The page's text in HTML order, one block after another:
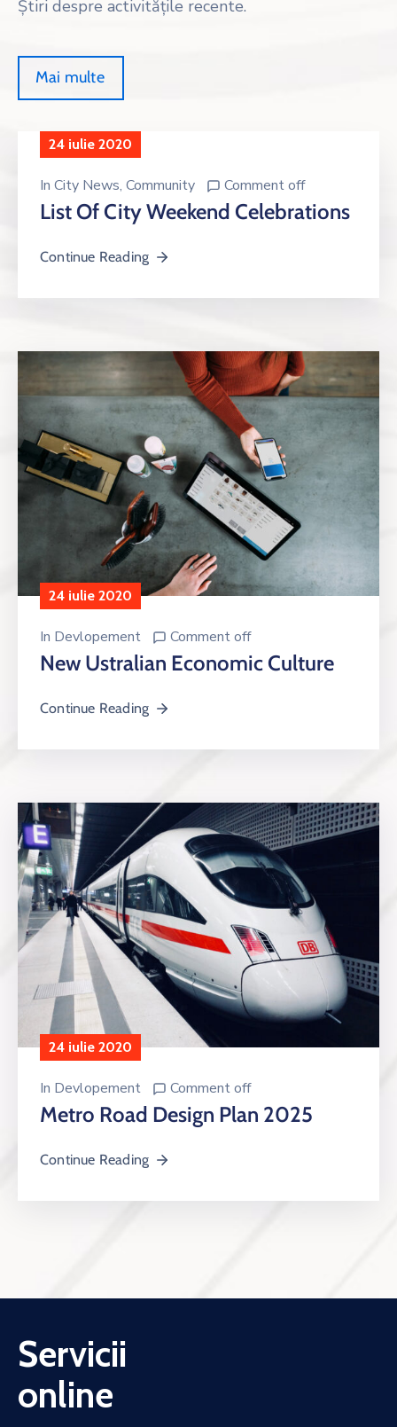
Știri despre activitățile recente.
Mai multe
24 iulie 2020
In City News‚ Community Comment off
List Of City Weekend Celebrations
Continue Reading
24 iulie 2020
In Devlopement Comment off
New Ustralian Economic Culture
Continue Reading
24 iulie 2020
In Devlopement Comment off
Metro Road Design Plan 2025
Continue Reading
Servicii
online